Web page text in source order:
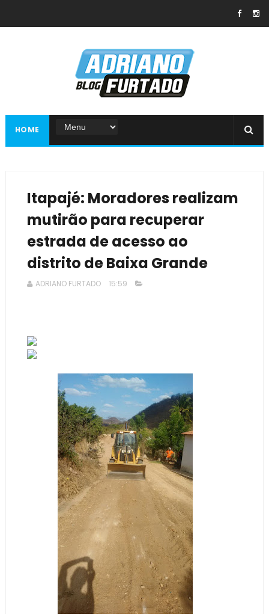
HOME
Itapajé: Moradores realizam
mutirão para recuperar
estrada de acesso ao
distrito de Baixa Grande
ADRIANO FURTADO 15:59